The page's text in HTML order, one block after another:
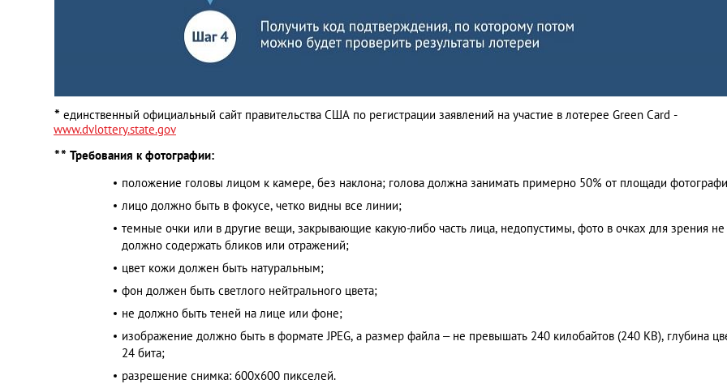
* единственный официальный сайт правительства США по регистрации заявлений на участие в лотерее Green Card -
www.dvlottery.state.gov
** Требования к фотографии:
положение головы лицом к камере, без наклона; голова должна занимать примерно 50% от площади
лицо должно быть в фокусе, четко видны все линии;
темные очки или в другие вещи, закрывающие какую-либо часть лица, недопустимы, фото в очках для зрения не
должно содержать бликов или отражений;
цвет кожи должен быть натуральным;
фон должен быть светлого нейтрального цвета;
не должно быть теней на лице или фоне;
изображение должно быть в формате JPEG, а размер файла – не превышать 240 килобайтов (240 KB), глубина
24 бита;
разрешение снимка: 600х600 пикселей.